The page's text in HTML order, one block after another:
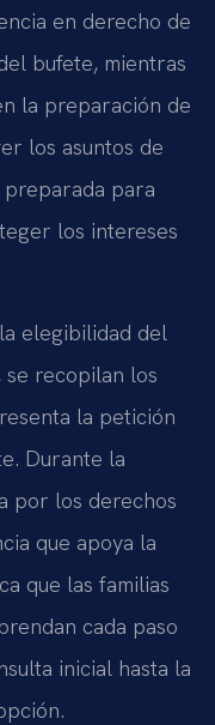
en derecho de
bufete, mientras
la preparación de
los asuntos de
para
los intereses
elegibilidad del
recopilan los
la petición
Durante la
por los derechos
que apoya la
que las familias
cada paso
inicial hasta la